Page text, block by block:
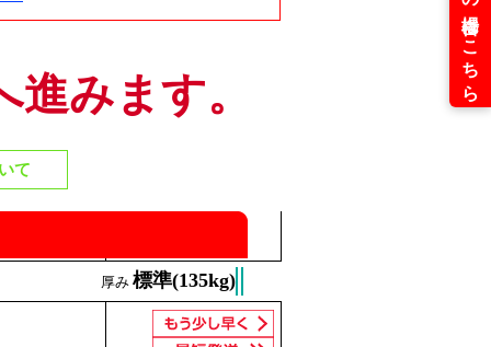
みます。
て
厚み 標準(135kg)